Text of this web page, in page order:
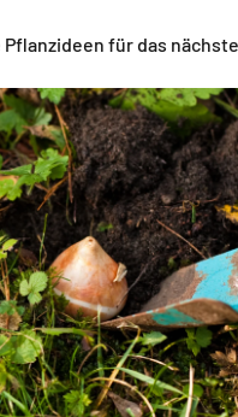
für das nächste